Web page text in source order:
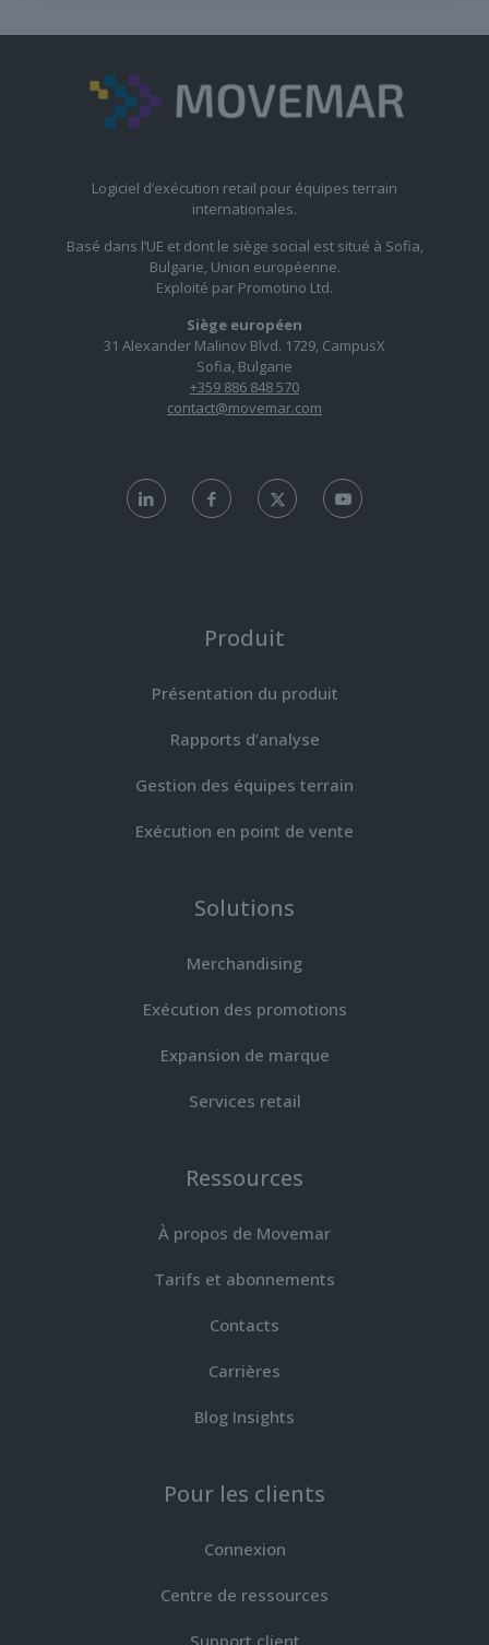
Logiciel d’exécution retail pour équipes terrain
internationales.
Basé dans l’UE et dont le siège social est situé à Sofia,
Bulgarie, Union européenne.
Exploité par Promotino Ltd.
Siège européen
31 Alexander Malinov Blvd. 1729, CampusX
Sofia, Bulgarie
+359 886 848 570
contact@movemar.com
Produit
Présentation du produit
Rapports d’analyse
Gestion des équipes terrain
Exécution en point de vente
Solutions
Merchandising
Exécution des promotions
Expansion de marque
Services retail
Ressources
À propos de Movemar
Tarifs et abonnements
Contacts
Carrières
Blog Insights
Pour les clients
Connexion
Centre de ressources